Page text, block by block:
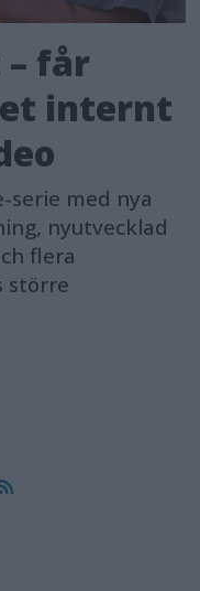
– får
internt
serie med nya
nyutvecklad
flera
större